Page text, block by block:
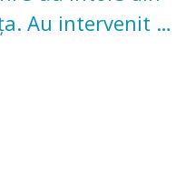
Au intervenit la
și pădure